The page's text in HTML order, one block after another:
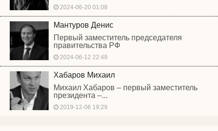
2024-06-20 01:08
Мантуров Денис
Первый заместитель председателя
правительства РФ
2024-06-12 22:49
Хабаров Михаил
Михаил Хабаров – первый заместитель
президента –...
2019-12-06 19:29